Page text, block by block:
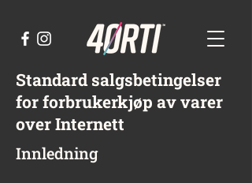
Standard salgsbetingelser
for forbrukerkjøp av varer
over Internett
Innledning